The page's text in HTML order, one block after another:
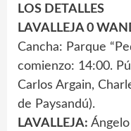
LOS DETALLES
LAVALLEJA 0
Cancha: Parque
comienzo: 14:00.
Carlos Argain,
de Paysandú).
LAVALLEJA: